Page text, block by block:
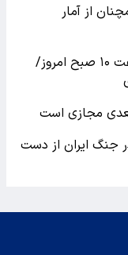
از آمار
اعمال محدودیت تردد در چالوس از ساعت ۱۰ صبح امروز/
بعدی مجازی است
در جنگ ایران از دست